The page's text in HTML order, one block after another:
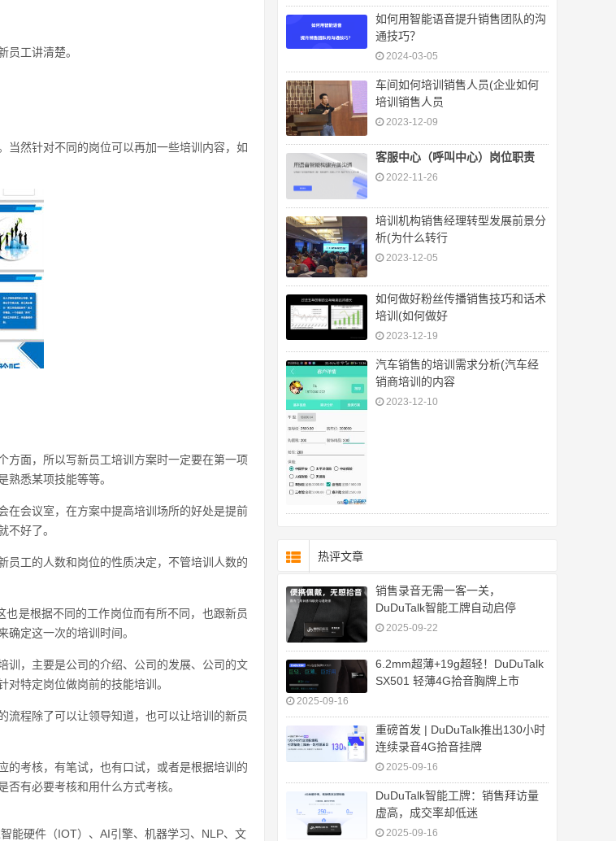
员工讲清楚。
当然针对不同的岗位可以再加一些培训内容，如
方面，所以写新员工培训方案时一定要在第一项
悉某项技能等等。
在会议室，在方案中提高培训场所的好处是提前
不好了。
员工的人数和岗位的性质决定，不管培训人数的
是根据不同的工作岗位而有所不同，也跟新员
定这一次的培训时间。
训，主要是公司的介绍、公司的发展、公司的文
特定岗位做岗前的技能培训。
流程除了可以让领导知道，也可以让培训的新员
的考核，有笔试，也有口试，或者是根据培训的
有必要考核和用什么方式考核。
能硬件（IOT）、AI引擎、机器学习、NLP、文
如何用智能语音提升销售团队的沟
通技巧？
2024-03-05
车间如何培训销售人员(企业如何
培训销售人员
2023-12-09
客服中心（呼叫中心）岗位职责
2022-11-26
培训机构销售经理转型发展前景分
析(为什么转行
2023-12-05
如何做好粉丝传播销售技巧和话术
培训(如何做好
2023-12-19
汽车销售的培训需求分析(汽车经
销商培训的内容
2023-12-10
热评文章
销售录音无需一客一关，
DuDuTalk智能工牌自动启停
2025-09-22
6.2mm超薄+19g超轻！DuDuTalk
SX501 轻薄4G拾音胸牌上市
2025-09-16
重磅首发 | DuDuTalk推出130小时
连续录音4G拾音挂牌
2025-09-16
DuDuTalk智能工牌：销售拜访量
虚高，成交率却低迷
2025-09-16